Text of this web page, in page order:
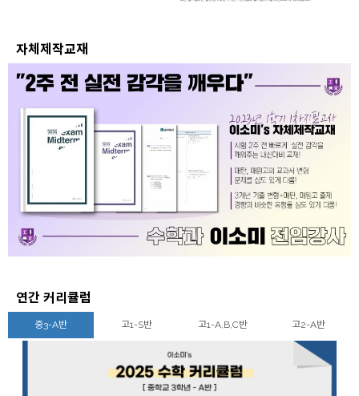
자체제작교재
연간 커리큘럼
중3-A반 고1-S반 고1-A,B,C반 고2-A반